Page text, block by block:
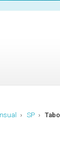
› SP ›